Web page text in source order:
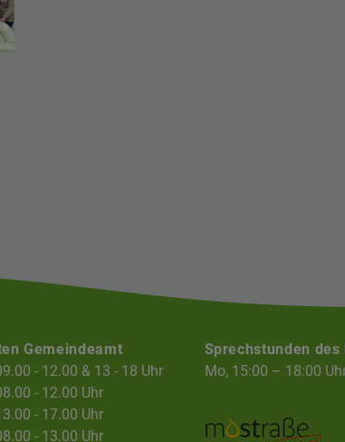
Gemeindeamt
- 12.00 & 13 - 18 Uhr
- 12.00 Uhr
- 17.00 Uhr
- 13.00 Uhr
Sprechstunden
Mo, 15:00 – 18:00